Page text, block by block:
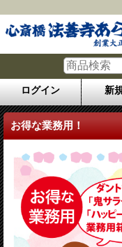
ログイン 新
お得な業務用！